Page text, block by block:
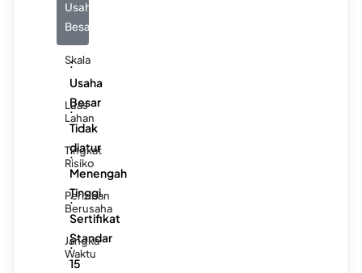
Usaha
Besar
Skala
:
Usaha
Besar
Luas
Lahan
:
Tidak
diatur
Tingkat
Risiko
:
Menengah
Tinggi
Perizinan
Berusaha
:
Sertifikat
Standar
Jangka
Waktu
:
15